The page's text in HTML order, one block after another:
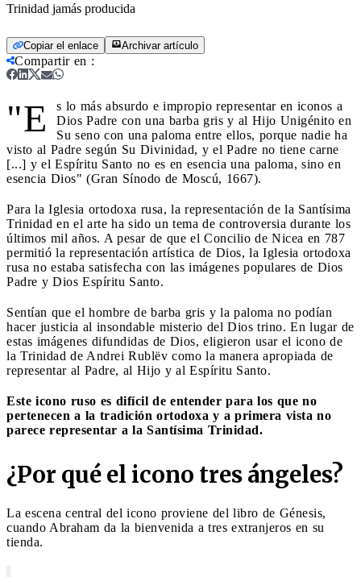
Trinidad jamás producida
Copiar el enlace Archivar artículo
Compartir en :
"E
s lo más absurdo e impropio representar en iconos a
Dios Padre con una barba gris y al Hijo Unigénito en
Su seno con una paloma entre ellos, porque nadie ha
visto al Padre según Su Divinidad, y el Padre no tiene carne
[...] y el Espíritu Santo no es en esencia una paloma, sino en
esencia Dios" (Gran Sínodo de Moscú, 1667).
Para la Iglesia ortodoxa rusa, la representación de la Santísima
Trinidad en el arte ha sido un tema de controversia durante los
últimos mil años. A pesar de que el Concilio de Nicea en 787
permitió la representación artística de Dios, la Iglesia ortodoxa
rusa no estaba satisfecha con las imágenes populares de Dios
Padre y Dios Espíritu Santo.
Sentían que el hombre de barba gris y la paloma no podían
hacer justicia al insondable misterio del Dios trino. En lugar de
estas imágenes difundidas de Dios, eligieron usar el icono de
la Trinidad de Andrei Rublëv como la manera apropiada de
representar al Padre, al Hijo y al Espíritu Santo.
Este icono ruso es difícil de entender para los que no
pertenecen a la tradición ortodoxa y a primera vista no
parece representar a la Santísima Trinidad.
¿Por qué el icono tres ángeles?
La escena central del icono proviene del libro de Génesis,
cuando Abraham da la bienvenida a tres extranjeros en su
tienda.